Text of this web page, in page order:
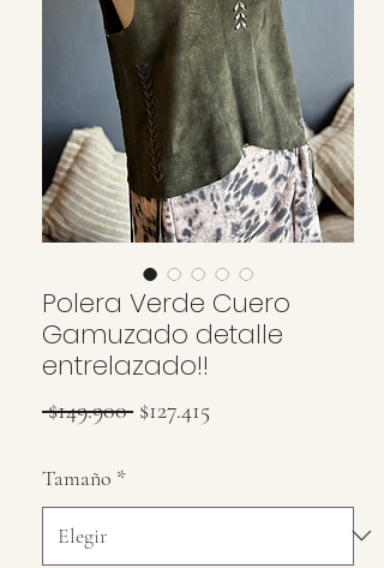
Polera Verde Cuero
Gamuzado detalle
entrelazado!!
$149.900 Precio
$127.415
Tamaño *